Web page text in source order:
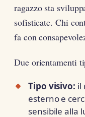
ragazzo sta
sofisticate. Chi
fa con
Due orientamenti
Tipo visivo: il
esterno e
sensibile alla